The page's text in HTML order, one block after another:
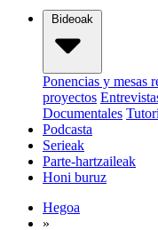
Bideoak
Ponencias y mesas
proyectos
Documentales
Podcasta
Serieak
Parte-hartzaileak
Honi buruz
Hegoa
»